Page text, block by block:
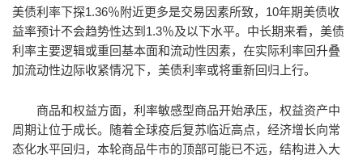
美债利率下探1.36％附近更多是交易因素所致，10年期美债收
益率预计不会趋势性达到1.3％及以下水平。中长期来看，美债
利率主要逻辑或重回基本面和流动性因素，在实际利率回升叠
加流动性边际收紧情况下，美债利率或将重新回归上行。
商品和权益方面，利率敏感型商品开始承压，权益资产中
周期让位于成长。随着全球疫后复苏临近高点，经济增长向常
态化水平回归，本轮商品牛市的顶部可能已不远，结构进入大